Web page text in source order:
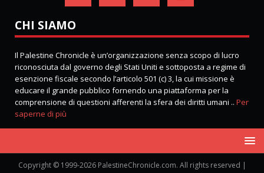
CHI SIAMO
Il Palestine Chronicle è un’organizzazione senza scopo di lucro
riconosciuta dal governo degli Stati Uniti e sottoposta a regime di
esenzione fiscale secondo l’articolo 501 (c) 3, la cui missione è
educare il grande pubblico fornendo una piattaforma per la
comprensione di questioni afferenti la sfera dei diritti umani .. Per
saperne di più
Copyright © 1999-2026 PalestineChronicle.com. All rights reserved |